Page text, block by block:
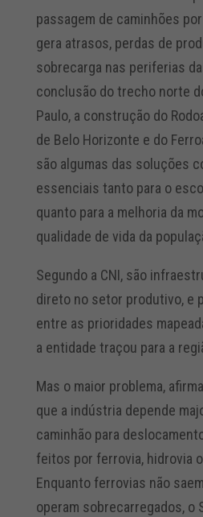
passagem de caminhões
gera atrasos, perdas de
sobrecarga nas periferias
conclusão do trecho norte
Paulo, a construção do
de Belo Horizonte e do
são algumas das soluções
essenciais tanto para o
quanto para a melhoria da
qualidade de vida da
Segundo a CNI, são
direto no setor produtivo, e
entre as prioridades
a entidade traçou para a
Mas o maior problema,
que a indústria depende
caminhão para
feitos por ferrovia, hidrovia
Enquanto ferrovias não
operam sobrecarregados, o